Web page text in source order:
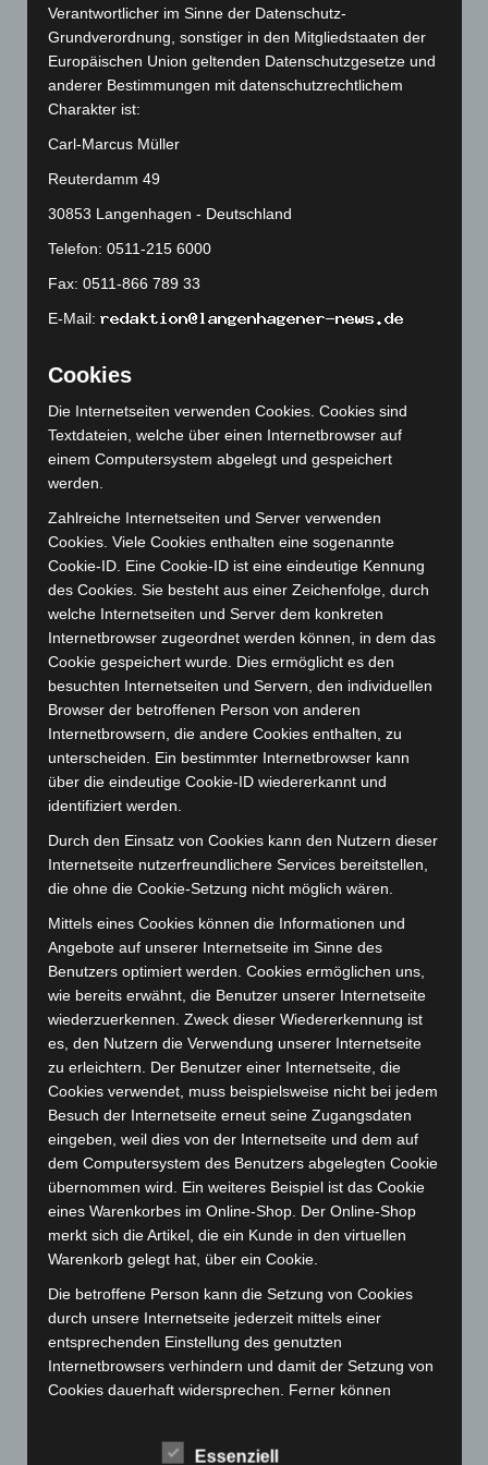
Mai 2026(99)
März 2026(115)
Februar 2026(109)
Januar 2026(122)
Dezember 2025(103)
November 2025(114)
Oktober 2025(112)
September 2025(93)
August 2025(90)
Juni 2025(103)
Mai 2025(112)
April 2025(88)
März 2025
Februar 2025
Januar 2025(88)
Dezember 2024(89)
November 2024 (94)
Oktober 2024(93)
September 2024(112)
August 2024(107)
Juli 2024(89)
Juni 2024(107)
Mai 2024(149)
April 2024(102)
März 2024(103)
Februar 2024 (103)
Januar 2024(111)
Dezember 2023(130)
November 2023(130)
Oktober 2023(114)
September 2023(133)
August 2023(134)
Juli 2023
Juni 2023(142)
Mai 2023(139)
April 2023 (155)
März 2023(174)
Februar 2023(154)
Januar 2023(140)
Dezember 2022
November 2022(167)
(205)
Verantwortlicher im Sinne der Datenschutz-
Grundverordnung, sonstiger in den Mitgliedstaaten der
Europäischen Union geltenden Datenschutzgesetze und
anderer Bestimmungen mit datenschutzrechtlichem
Charakter ist:
Carl-Marcus Müller
Reuterdamm 49
30853 Langenhagen - Deutschland
Telefon: 0511-215 6000
Fax: 0511-866 789 33
E-Mail:
Cookies
Die Internetseiten verwenden Cookies. Cookies sind
Textdateien, welche über einen Internetbrowser auf
einem Computersystem abgelegt und gespeichert
werden.
Zahlreiche Internetseiten und Server verwenden
Cookies. Viele Cookies enthalten eine sogenannte
Cookie-ID. Eine Cookie-ID ist eine eindeutige Kennung
des Cookies. Sie besteht aus einer Zeichenfolge, durch
welche Internetseiten und Server dem konkreten
Internetbrowser zugeordnet werden können, in dem das
Cookie gespeichert wurde. Dies ermöglicht es den
besuchten Internetseiten und Servern, den individuellen
Browser der betroffenen Person von anderen
Internetbrowsern, die andere Cookies enthalten, zu
unterscheiden. Ein bestimmter Internetbrowser kann
über die eindeutige Cookie-ID wiedererkannt und
identifiziert werden.
Durch den Einsatz von Cookies kann den Nutzern dieser
Internetseite nutzerfreundlichere Services bereitstellen,
die ohne die Cookie-Setzung nicht möglich wären.
Mittels eines Cookies können die Informationen und
Angebote auf unserer Internetseite im Sinne des
Benutzers optimiert werden. Cookies ermöglichen uns,
wie bereits erwähnt, die Benutzer unserer Internetseite
wiederzuerkennen. Zweck dieser Wiedererkennung ist
es, den Nutzern die Verwendung unserer Internetseite
zu erleichtern. Der Benutzer einer Internetseite, die
Cookies verwendet, muss beispielsweise nicht bei jedem
Besuch der Internetseite erneut seine Zugangsdaten
eingeben, weil dies von der Internetseite und dem auf
dem Computersystem des Benutzers abgelegten Cookie
übernommen wird. Ein weiteres Beispiel ist das Cookie
eines Warenkorbes im Online-Shop. Der Online-Shop
merkt sich die Artikel, die ein Kunde in den virtuellen
Warenkorb gelegt hat, über ein Cookie.
Die betroffene Person kann die Setzung von Cookies
durch unsere Internetseite jederzeit mittels einer
entsprechenden Einstellung des genutzten
Internetbrowsers verhindern und damit der Setzung von
Cookies dauerhaft widersprechen. Ferner können
Internetbrowser oder andere Softwareprogramme
Essenziell